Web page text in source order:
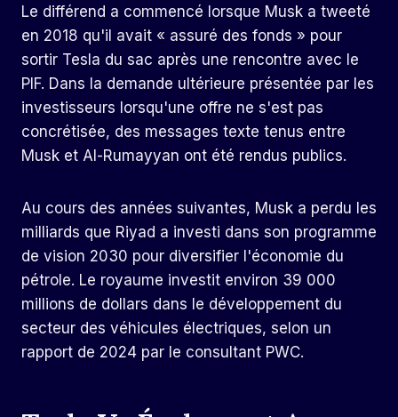
Le différend a commencé lorsque Musk a tweeté
en 2018 qu'il avait « assuré des fonds » pour
sortir Tesla du sac après une rencontre avec le
PIF. Dans la demande ultérieure présentée par les
investisseurs lorsqu'une offre ne s'est pas
concrétisée, des messages texte tenus entre
Musk et Al-Rumayyan ont été rendus publics.
Au cours des années suivantes, Musk a perdu les
milliards que Riyad a investi dans son programme
de vision 2030 pour diversifier l'économie du
pétrole. Le royaume investit environ 39 000
millions de dollars dans le développement du
secteur des véhicules électriques, selon un
rapport de 2024 par le consultant PWC.